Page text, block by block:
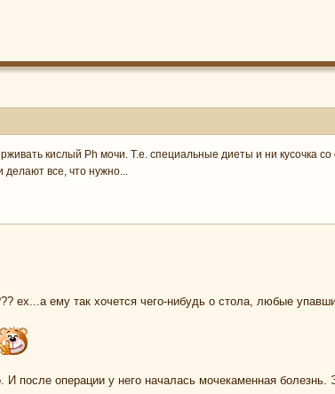
кислый Ph мочи. Т.е. специальные диеты и ни кусочка со
все, что нужно...
ех...а ему так хочется чего-нибудь о стола, любые
после операции у него началась мочекаменная болезнь.